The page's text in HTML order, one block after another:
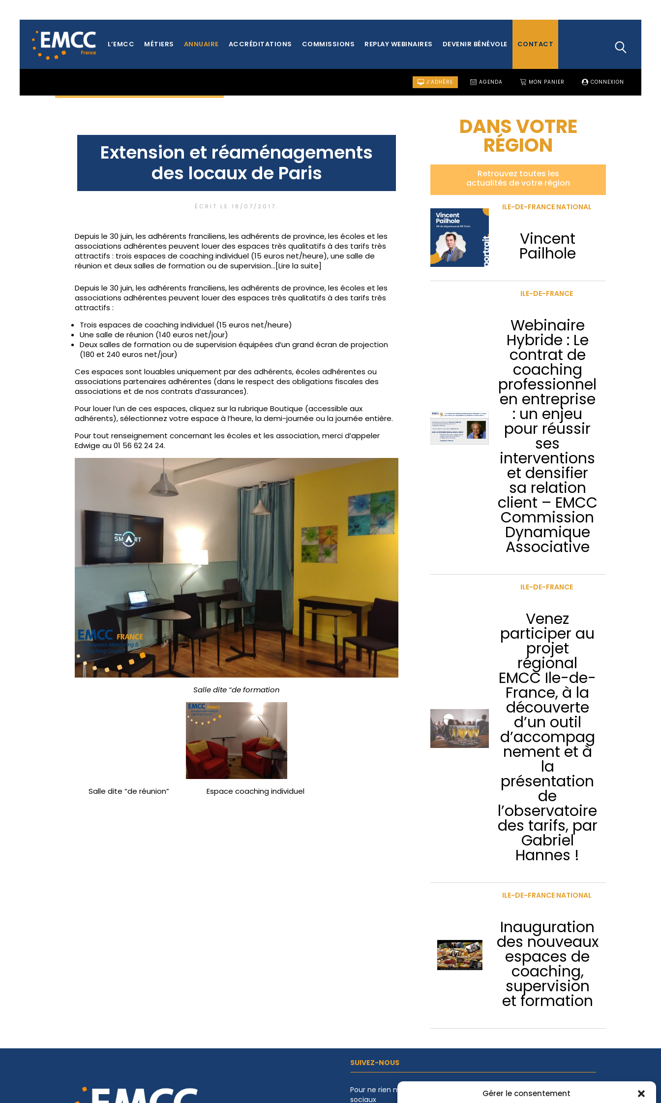
Gérer le consentement
L’EMCC MÉTIERS ANNUAIRE ACCRÉDITATIONS COMMISSIONS REPLAY WEBINAIRES DEVENIR BÉNÉVOLE CONTACT
J’ADHÈRE AGENDA MON PANIER CONNEXION
Extension et réaménagements
des locaux de Paris
ÉCRIT LE 18/07/2017.
Depuis le 30 juin, les adhérents franciliens, les adhérents de province, les écoles et les
associations adhérentes peuvent louer des espaces très qualitatifs à des tarifs très
attractifs : trois espaces de coaching individuel (15 euros net/heure), une salle de
réunion et deux salles de formation ou de supervision…[Lire la suite]
Depuis le 30 juin, les adhérents franciliens, les adhérents de province, les écoles et les
associations adhérentes peuvent louer des espaces très qualitatifs à des tarifs très
attractifs :
Trois espaces de coaching individuel (15 euros net/heure)
Une salle de réunion (140 euros net/jour)
Deux salles de formation ou de supervision équipées d’un grand écran de projection
(180 et 240 euros net/jour)
Ces espaces sont louables uniquement par des adhérents, écoles adhérentes ou
associations partenaires adhérentes (dans le respect des obligations fiscales des
associations et de nos contrats d’assurances).
Pour louer l’un de ces espaces, cliquez sur la rubrique Boutique (accessible aux
adhérents), sélectionnez votre espace à l’heure, la demi-journée ou la journée entière.
Pour tout renseignement concernant les écoles et les association, merci d’appeler
Edwige au 01 56 62 24 24.
Salle dite “de formation
Salle dite “de réunion” Espace coaching individuel
DANS VOTRE
RÉGION
Retrouvez toutes les
actualités de votre région
ILE-DE-FRANCE NATIONAL
Vincent
Pailhole
ILE-DE-FRANCE
Webinaire
Hybride : Le
contrat de
coaching
professionnel
en entreprise
: un enjeu
pour réussir
ses
interventions
et densifier
sa relation
client – EMCC
Commission
Dynamique
Associative
ILE-DE-FRANCE
Venez
participer au
projet
régional
EMCC Ile-de-
France, à la
découverte
d’un outil
d’accompag
nement et à
la
présentation
de
l’observatoire
des tarifs, par
Gabriel
Hannes !
ILE-DE-FRANCE NATIONAL
Inauguration
des nouveaux
espaces de
coaching,
supervision
et formation
SUIVEZ-NOUS
Pour ne rien manquer de l'actualité EMCC, suivez-nous sur les réseaux
sociaux